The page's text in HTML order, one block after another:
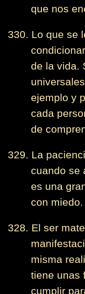
que nos
330. Lo que se
de la vida.
ejemplo y
cada
de
329. La
cuando se
es una
con miedo.
328. El ser
misma
tiene unas
cumplir